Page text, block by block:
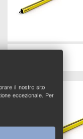
il nostro sito
eccezionale. Per